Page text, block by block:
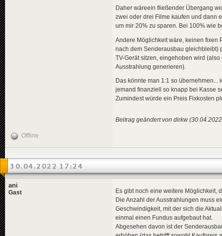
Daher wäreein fließender Übergang
zwei oder drei Filme kaufen und dann
um mir 20% zu sparen. Bei 100% wie
Andere Möglichkeit wäre, keinen fixen
nach dem Senderausbau gleichbleibt)
TV-Gerät sitzen, eingehoben wird
Ausstrahlung generieren).
Das könnte man 1:1 so
jemand finanziell so knapp bei Kasse
Zumindest würde ein Preis Fixkosten
Beitrag geändert von dirkw
Offline
30.04.2022 17:24
ani
Gast
Es gibt noch eine weitere Möglichkeit,
Die Anzahl der Ausstrahlungen muss
Geschwindigkeit, mit der sich die
einmal einen Fundus aufgebaut hat.
Abgesehen davon ist der